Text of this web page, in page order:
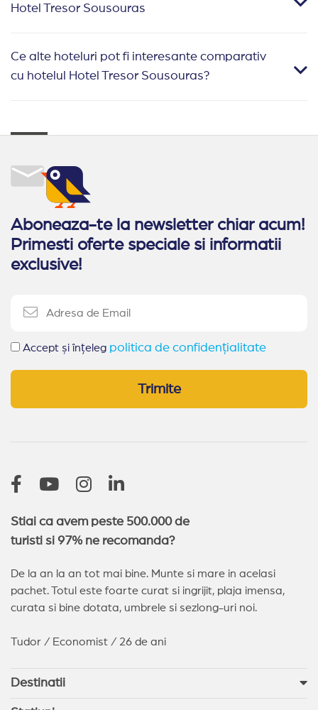
Hotel Tresor Sousouras
Ce alte hoteluri pot fi interesante comparativ
cu hotelul Hotel Tresor Sousouras?
Aboneaza-te la newsletter chiar acum!
Primesti oferte speciale si informatii
exclusive!
Accept și înțeleg politica de confidențialitate
Trimite
Stiai ca avem peste 500.000 de
turisti si 97% ne recomanda?
De la an la an tot mai bine. Munte si mare in acelasi
pachet. Totul este foarte curat si ingrijit, plaja imensa,
curata si bine dotata, umbrele si sezlong-uri noi.
Tudor / Economist / 26 de ani
Destinatii